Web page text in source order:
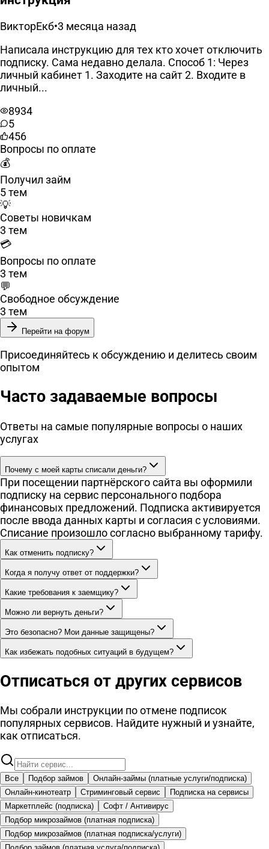
ВикторЕкб•3 месяца назад
Написала инструкцию для тех кто хочет отключить
подписку. Сама недавно делала. Способ 1: Через
личный кабинет 1. Заходите на сайт 2. Входите в
личный...
8934
5
456
Вопросы по оплате
💰
Получил займ
5 тем
💡
Советы новичкам
3 тем
💳
Вопросы по оплате
3 тем
💬
Свободное обсуждение
3 тем
Перейти на форум
Присоединяйтесь к обсуждению и делитесь своим
опытом
Часто задаваемые вопросы
Ответы на самые популярные вопросы о наших
услугах
Почему с моей карты списали деньги?
При посещении партнёрского сайта вы оформили
подписку на сервис персонального подбора
финансовых предложений. Подписка активируется
после ввода данных карты и согласия с условиями.
Списание произошло согласно выбранному тарифу.
Как отменить подписку?
Когда я получу ответ от поддержки?
Какие требования к заемщику?
Можно ли вернуть деньги?
Это безопасно? Мои данные защищены?
Как избежать подобных ситуаций в будущем?
Отписаться от других сервисов
Мы собрали инструкции по отмене подписок
популярных сервисов. Найдите нужный и узнайте,
как отписаться.
Все Подбор займов
Онлайн-займы (платные услуги/подписка)
Онлайн-кинотеатр
Стриминговый сервис
Подписка на сервисы
Маркетплейс (подписка)
Софт / Антивирус
Подбор микрозаймов (платная подписка)
Подбор микрозаймов (платная подписка/услуги)